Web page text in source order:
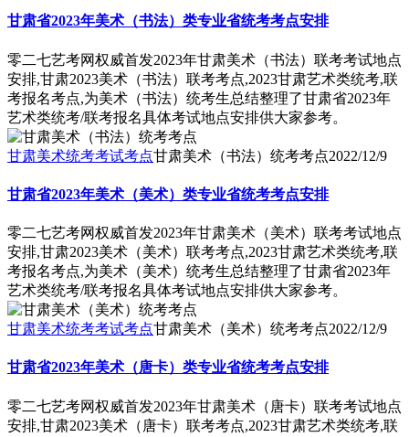
甘肃省2023年美术（书法）类专业省统考考点安排
零二七艺考网权威首发2023年甘肃美术（书法）联考考试地点
安排,甘肃2023美术（书法）联考考点,2023甘肃艺术类统考,联
考报名考点,为美术（书法）统考生总结整理了甘肃省2023年
艺术类统考/联考报名具体考试地点安排供大家参考。
甘肃美术统考考试考点甘肃美术（书法）统考考点2022/12/9
甘肃省2023年美术（美术）类专业省统考考点安排
零二七艺考网权威首发2023年甘肃美术（美术）联考考试地点
安排,甘肃2023美术（美术）联考考点,2023甘肃艺术类统考,联
考报名考点,为美术（美术）统考生总结整理了甘肃省2023年
艺术类统考/联考报名具体考试地点安排供大家参考。
甘肃美术统考考试考点甘肃美术（美术）统考考点2022/12/9
甘肃省2023年美术（唐卡）类专业省统考考点安排
零二七艺考网权威首发2023年甘肃美术（唐卡）联考考试地点
安排,甘肃2023美术（唐卡）联考考点,2023甘肃艺术类统考,联